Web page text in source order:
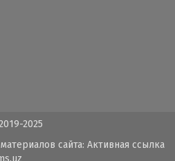
2025
сайта: Активная ссылка